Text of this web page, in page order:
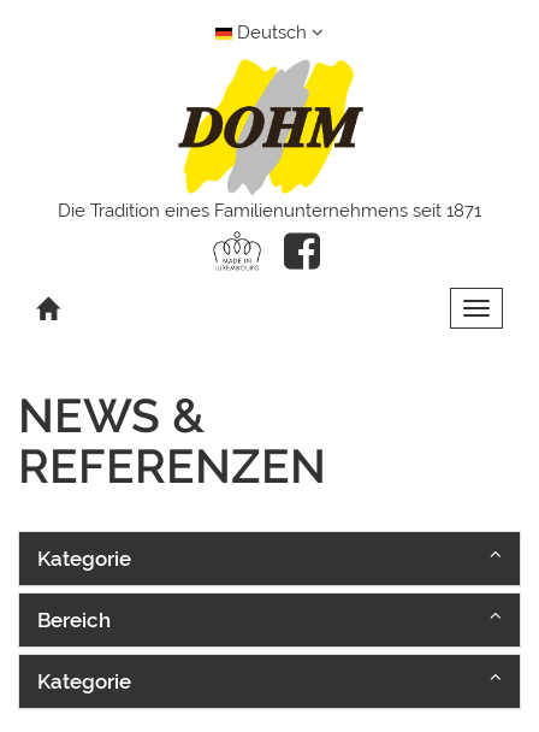
Deutsch
Die Tradition eines Familienunternehmens seit 1871
Toggle
NEWS &
REFERENZEN
Kategorie
Bereich
Kategorie